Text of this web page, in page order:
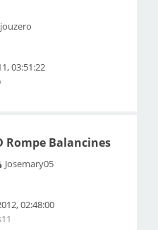
jouzero
03:51:22
Rompe Balancines
Josemary05
02:48:00